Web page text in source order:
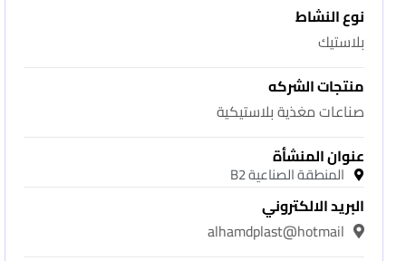
نوع النشاط
بلاستيك
منتجات الشركه
صناعات مغذية بلاستيكية
عنوان المنشأة
المنطقة الصناعية B2
البريد الالكتروني
alhamdplast@hotmail